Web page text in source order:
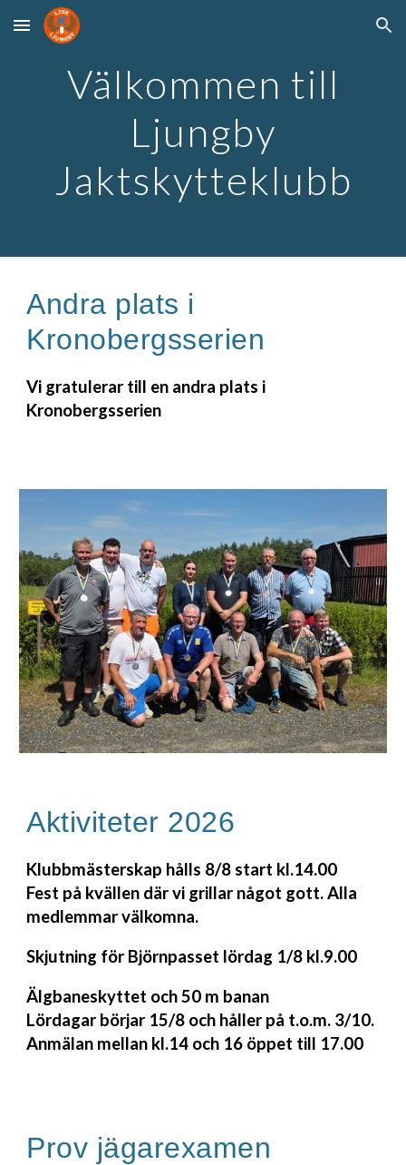
Skip to main content Skip to navigation
Välkommen till
Ljungby
Jaktskytteklubb
Andra plats i
Kronobergsserien
Vi gratulerar till en andra plats i
Kronobergsserien
Aktiviteter 2026
Klubbmästerskap hålls 8/8 start kl.14.00
Fest på kvällen där vi grillar något gott. Alla
medlemmar välkomna.
Skjutning för Björnpasset lördag 1/8 kl.9.00
Älgbaneskyttet och 50 m banan
Lördagar börjar 15/8 och håller på t.o.m. 3/10.
Anmälan mellan kl.14 och 16 öppet till 17.00
Prov jägarexamen